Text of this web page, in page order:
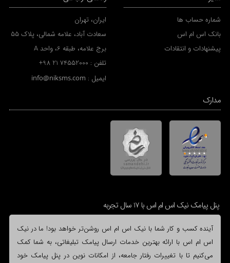
شماره حساب ها
بانک اس ام اس
پیشنهادات و انتقادات
ایران، تهران
سعادت آباد، علامه شمالی، پلاک 55
برج علامه، طبقه 6، واحد A
تلفن : +98 21 74552000
ایمیل : info@niksms.com
مدارک
پنل پیامک نیک اس ام اس با 17 سال تجربه
آینده کسب و کار شما با نیک اس ام اس روشن‌تر خواهد بود! ما در نیک
اس ام اس با ارائه بهترین خدمات ارسال پیامک تبلیغاتی، به شما کمک
می‌کنیم تا با تغییرات رفتار جامعه، از امکانات نوین در پنل پیامک خود